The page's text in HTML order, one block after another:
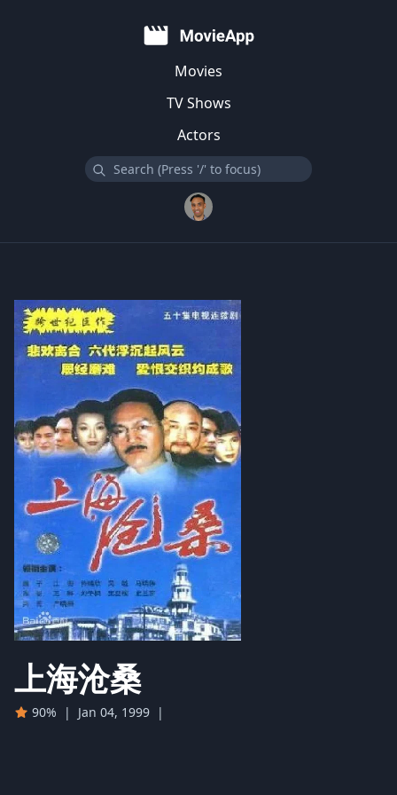
Movies
TV Shows
Actors
上海沧桑
90% | Jan 04, 1999 |